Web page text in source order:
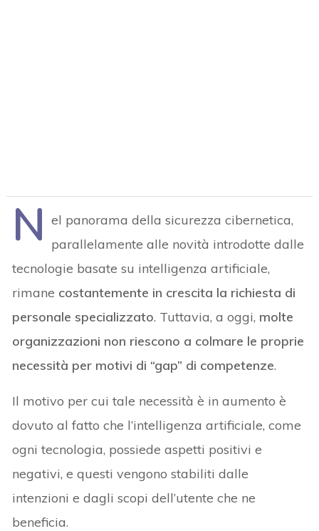
N el panorama della sicurezza cibernetica,
parallelamente alle novità introdotte dalle
tecnologie basate su intelligenza artificiale,
rimane costantemente in crescita la richiesta di
personale specializzato. Tuttavia, a oggi, molte
organizzazioni non riescono a colmare le proprie
necessità per motivi di “gap” di competenze.
Il motivo per cui tale necessità è in aumento è
dovuto al fatto che l’intelligenza artificiale, come
ogni tecnologia, possiede aspetti positivi e
negativi, e questi vengono stabiliti dalle
intenzioni e dagli scopi dell’utente che ne
beneficia.